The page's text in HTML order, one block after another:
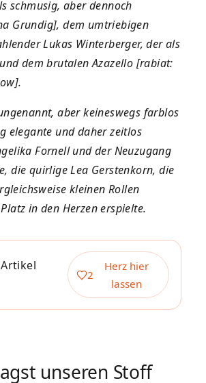
schmusig, aber dennoch
Grundig], dem umtriebigen
Lukas Winterberger, der als
dem brutalen Azazello [rabiat:
aber keineswegs farblos
elegante und daher zeitlos
Fornell und der Neuzugang
die quirlige Lea Gerstenkorn, die
kleinen Rollen
in den Herzen erspielte.
2
Herz hier
lassen
unseren Stoff